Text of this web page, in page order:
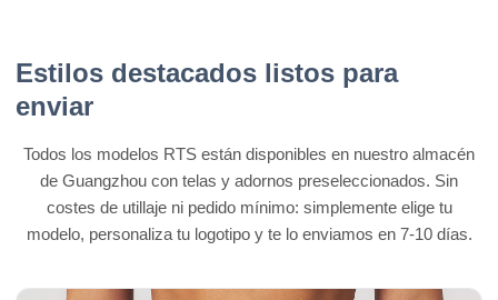
Estilos destacados listos para
enviar
Todos los modelos RTS están disponibles en nuestro almacén
de Guangzhou con telas y adornos preseleccionados. Sin
costes de utillaje ni pedido mínimo: simplemente elige tu
modelo, personaliza tu logotipo y te lo enviamos en 7-10 días.